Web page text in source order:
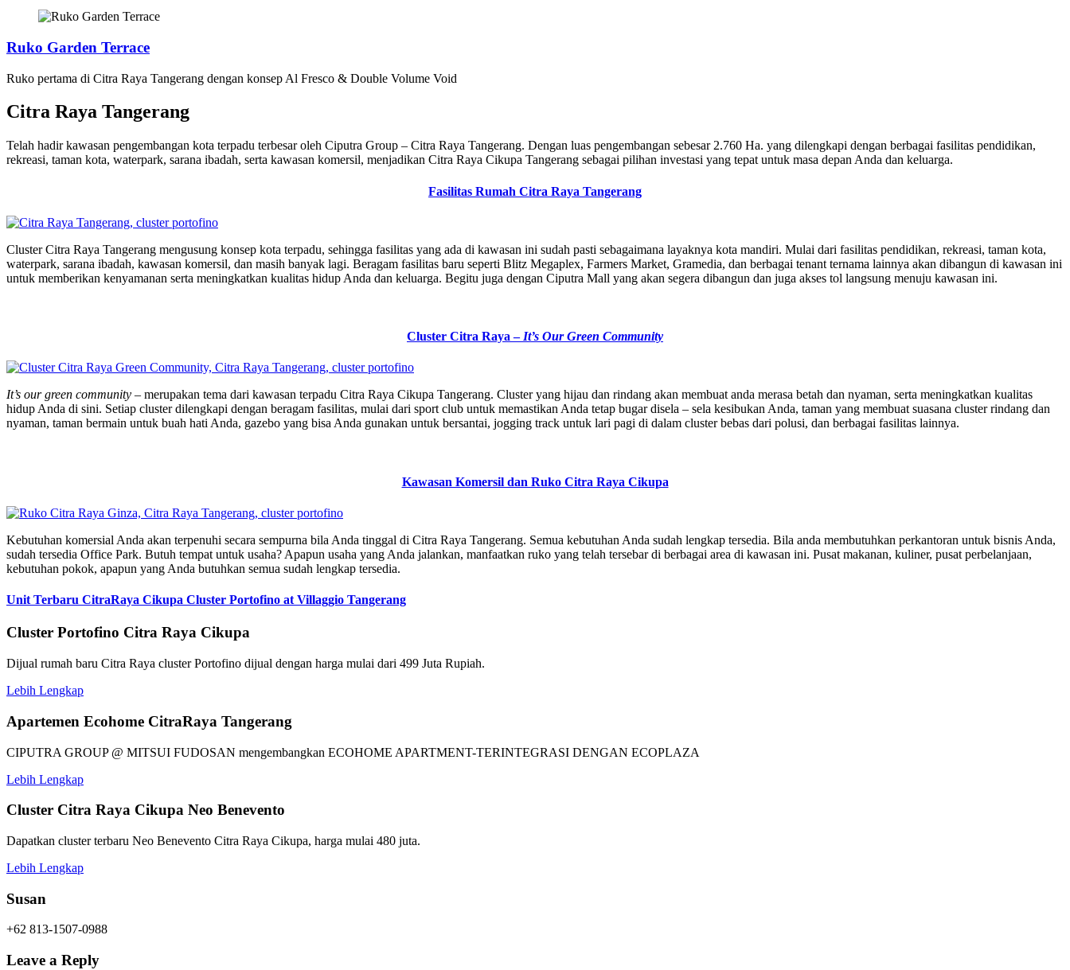
Ruko Garden Terrace
Ruko pertama di Citra Raya Tangerang dengan konsep Al Fresco & Double Volume Void
Citra Raya Tangerang
Telah hadir kawasan pengembangan kota terpadu terbesar oleh Ciputra Group – Citra Raya Tangerang. Dengan luas pengembangan sebesar 2.760 Ha. yang dilengkapi dengan berbagai fasilitas pendidikan,
rekreasi, taman kota, waterpark, sarana ibadah, serta kawasan komersil, menjadikan Citra Raya Cikupa Tangerang sebagai pilihan investasi yang tepat untuk masa depan Anda dan keluarga.
Fasilitas Rumah Citra Raya Tangerang
Cluster Citra Raya Tangerang mengusung konsep kota terpadu, sehingga fasilitas yang ada di kawasan ini sudah pasti sebagaimana layaknya kota mandiri. Mulai dari fasilitas pendidikan, rekreasi, taman kota,
waterpark, sarana ibadah, kawasan komersil, dan masih banyak lagi. Beragam fasilitas baru seperti Blitz Megaplex, Farmers Market, Gramedia, dan berbagai tenant ternama lainnya akan dibangun di kawasan ini
untuk memberikan kenyamanan serta meningkatkan kualitas hidup Anda dan keluarga. Begitu juga dengan Ciputra Mall yang akan segera dibangun dan juga akses tol langsung menuju kawasan ini.
Cluster Citra Raya – It’s Our Green Community
It’s our green community – merupakan tema dari kawasan terpadu Citra Raya Cikupa Tangerang. Cluster yang hijau dan rindang akan membuat anda merasa betah dan nyaman, serta meningkatkan kualitas
hidup Anda di sini. Setiap cluster dilengkapi dengan beragam fasilitas, mulai dari sport club untuk memastikan Anda tetap bugar disela – sela kesibukan Anda, taman yang membuat suasana cluster rindang dan
nyaman, taman bermain untuk buah hati Anda, gazebo yang bisa Anda gunakan untuk bersantai, jogging track untuk lari pagi di dalam cluster bebas dari polusi, dan berbagai fasilitas lainnya.
Kawasan Komersil dan Ruko Citra Raya Cikupa
Kebutuhan komersial Anda akan terpenuhi secara sempurna bila Anda tinggal di Citra Raya Tangerang. Semua kebutuhan Anda sudah lengkap tersedia. Bila anda membutuhkan perkantoran untuk bisnis Anda,
sudah tersedia Office Park. Butuh tempat untuk usaha? Apapun usaha yang Anda jalankan, manfaatkan ruko yang telah tersebar di berbagai area di kawasan ini. Pusat makanan, kuliner, pusat perbelanjaan,
kebutuhan pokok, apapun yang Anda butuhkan semua sudah lengkap tersedia.
Unit Terbaru CitraRaya Cikupa Cluster Portofino at Villaggio Tangerang
Cluster Portofino Citra Raya Cikupa
Dijual rumah baru Citra Raya cluster Portofino dijual dengan harga mulai dari 499 Juta Rupiah.
Lebih Lengkap
Apartemen Ecohome CitraRaya Tangerang
CIPUTRA GROUP @ MITSUI FUDOSAN mengembangkan ECOHOME APARTMENT-TERINTEGRASI DENGAN ECOPLAZA
Lebih Lengkap
Cluster Citra Raya Cikupa Neo Benevento
Dapatkan cluster terbaru Neo Benevento Citra Raya Cikupa, harga mulai 480 juta.
Lebih Lengkap
Susan
+62 813-1507-0988
Leave a Reply